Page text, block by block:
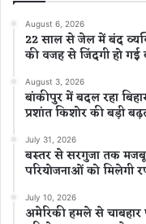
August 6, 2026
22 साल से जेल में बंद
की वजह से जिंदगी हो गई
August 3, 2026
बांकीपुर में बदल रहा
प्रशांत किशोर की बड़ी
July 31, 2026
बस्तर से सरगुजा तक
परियोजनाओं को मिलेगी
July 10, 2026
अमेरिकी हमले से चाबहार